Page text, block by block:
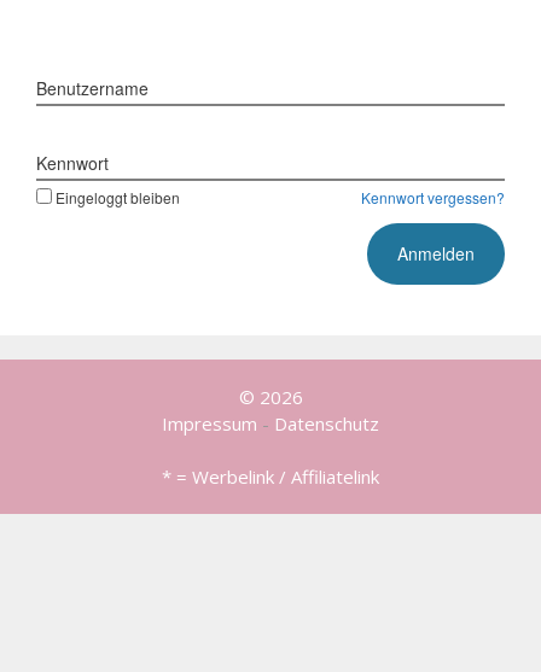
Benutzername
Kennwort
Eingeloggt bleiben Kennwort vergessen?
© 2026
Impressum - Datenschutz
* = Werbelink / Affiliatelink